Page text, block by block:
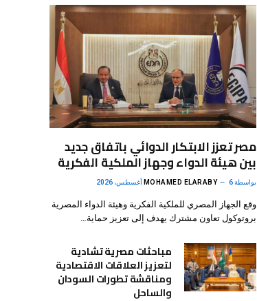
مصر تعزز الابتكار الدوائي باتفاق جديد
بين هيئة الدواء وجهاز الملكية الفكرية
بواسطة MOHAMED ELARABY 6 أغسطس، 2026
وقع الجهاز المصري للملكية الفكرية وهيئة الدواء المصرية
بروتوكول تعاون مشترك يهدف إلى تعزيز حماية…
مباحثات مصرية تشادية
لتعزيز العلاقات الاقتصادية
ومناقشة تطورات السودان
والساحل